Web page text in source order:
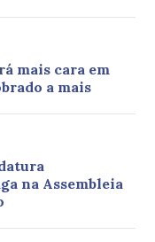
mais cara em
a mais
na Assembleia